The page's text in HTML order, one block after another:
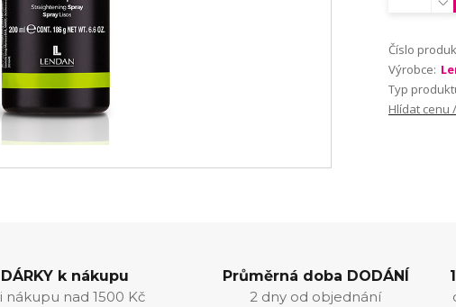
Číslo
Výrobce:
Typ
Hlídat cenu
DÁRKY k nákupu
nákupu nad 1500 Kč
Průměrná doba DODÁNÍ
2 dny od objednání